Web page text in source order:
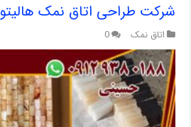
شرکت طراحی اتاق نمک هالیتو
اتاق نمک 0